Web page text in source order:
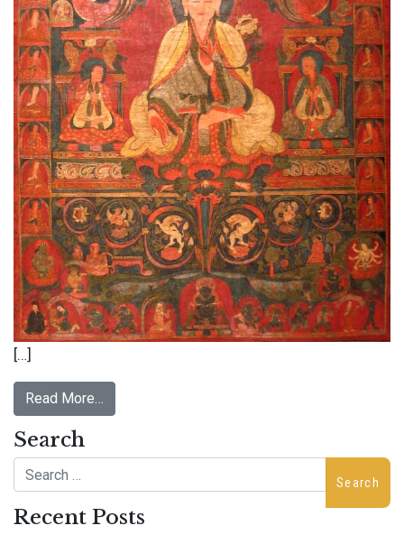
[…]
Read More…
Search
Search
Recent Posts